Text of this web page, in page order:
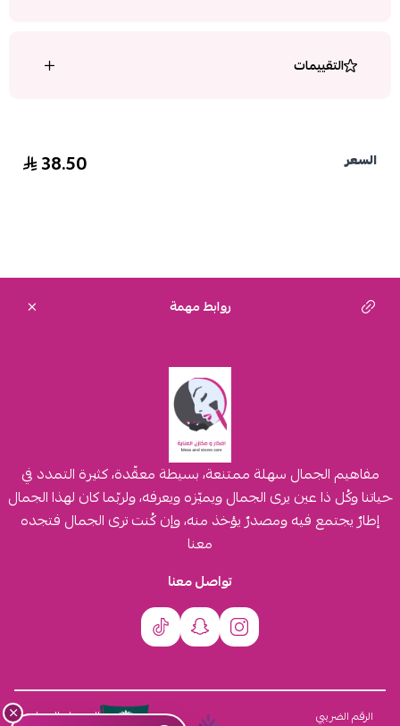
التقييمات
السعر 38.50
روابط مهمة
مفاهيم الجمال سهلة ممتنعة، بسيطة معقّدة، كثيرة التمدد في
حياتنا وكُل ذا عين يرى الجمال ويميّزه ويعرفه، ولربّما كان لهذا الجمال
إطارٌ يجتمع فيه ومصدرٌ يؤخذ منه، وإن كُنت ترى الجمال فتجده
معنا
تواصل معنا
الرقم الضريبي السجل التجاري×